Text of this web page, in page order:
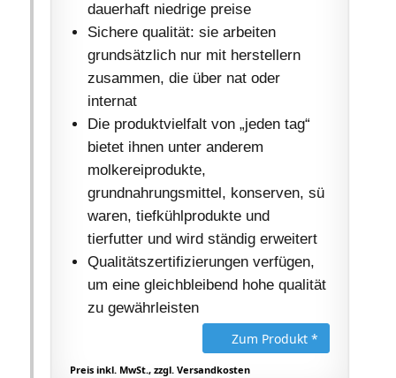
dauerhaft niedrige preise
Sichere qualität: sie arbeiten
grundsätzlich nur mit herstellern
zusammen, die über nat oder
internat
Die produktvielfalt von „jeden tag“
bietet ihnen unter anderem
molkereiprodukte,
grundnahrungsmittel, konserven, sü
waren, tiefkühlprodukte und
tierfutter und wird ständig erweitert
Qualitätszertifizierungen verfügen,
um eine gleichbleibend hohe qualität
zu gewährleisten
Zum Produkt *
Preis inkl. MwSt., zzgl. Versandkosten